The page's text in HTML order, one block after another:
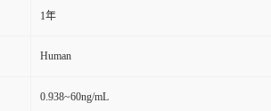
1年
Human
0.938~60ng/mL